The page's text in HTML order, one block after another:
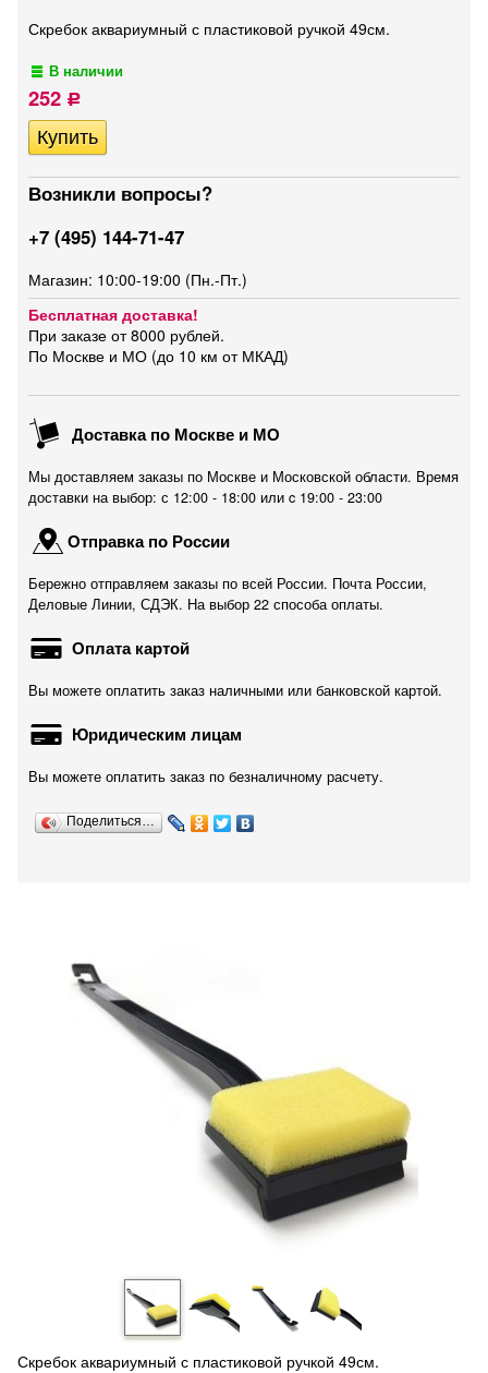
Скребок аквариумный с пластиковой ручкой 49см.
В наличии
252 Р
Возникли вопросы?
+7 (495) 144-71-47
Магазин: 10:00-19:00 (Пн.-Пт.)
Бесплатная доставка!
При заказе от 8000 рублей.
По Москве и МО (до 10 км от МКАД)
Доставка по Москве и МО
Мы доставляем заказы по Москве и Московской области. Время
доставки на выбор: с 12:00 - 18:00 или c 19:00 - 23:00
Отправка по России
Бережно отправляем заказы по всей России. Почта России,
Деловые Линии, СДЭК. На выбор 22 способа оплаты.
Оплата картой
Вы можете оплатить заказ наличными или банковской картой.
Юридическим лицам
Вы можете оплатить заказ по безналичному расчету.
Поделиться…
Скребок аквариумный с пластиковой ручкой 49см.